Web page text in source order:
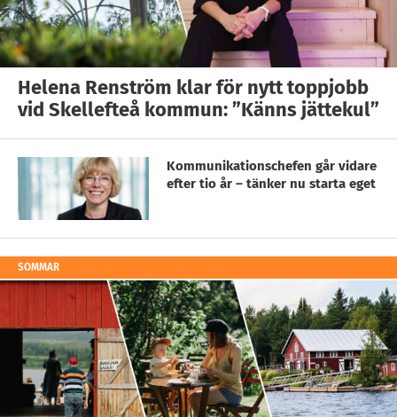
Helena Renström klar för nytt toppjobb
vid Skellefteå kommun: ”Känns jättekul”
Kommunikationschefen går vidare
efter tio år – tänker nu starta eget
SOMMAR